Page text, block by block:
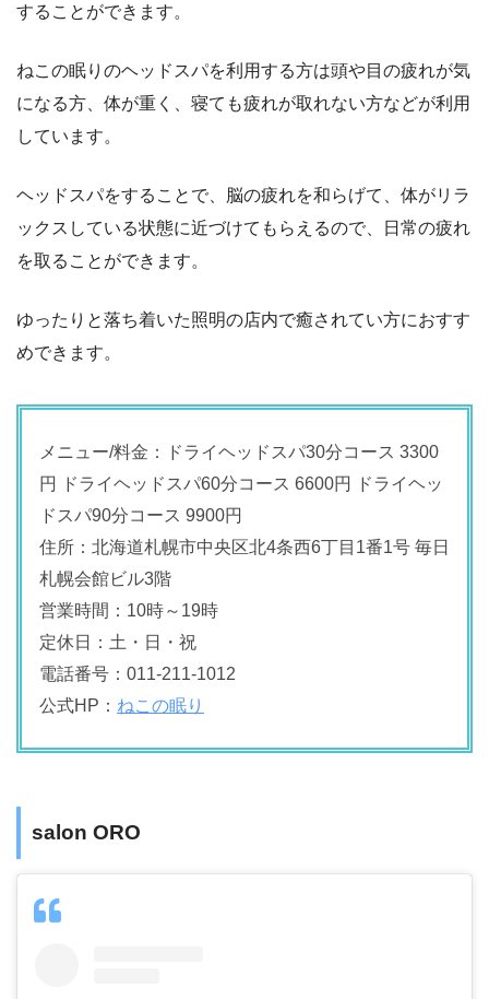
することができます。
ねこの眠りのヘッドスパを利用する方は頭や目の疲れが気
になる方、体が重く、寝ても疲れが取れない方などが利用
しています。
ヘッドスパをすることで、脳の疲れを和らげて、体がリラ
ックスしている状態に近づけてもらえるので、日常の疲れ
を取ることができます。
ゆったりと落ち着いた照明の店内で癒されてい方におすす
めできます。
メニュー/料金：ドライヘッドスパ30分コース 3300
円 ドライヘッドスパ60分コース 6600円 ドライヘッ
ドスパ90分コース 9900円
住所：北海道札幌市中央区北4条西6丁目1番1号 毎日
札幌会館ビル3階
営業時間：10時～19時
定休日：土・日・祝
電話番号：011-211-1012
公式HP： ねこの眠り
salon ORO